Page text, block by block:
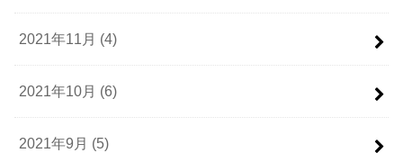
2021年11月 (4)
2021年10月 (6)
2021年9月 (5)